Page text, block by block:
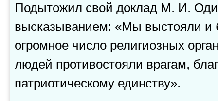
Подытожил свой доклад М. И.
высказыванием: «Мы выстояли и
огромное число религиозных
людей противостояли врагам,
патриотическому единству».